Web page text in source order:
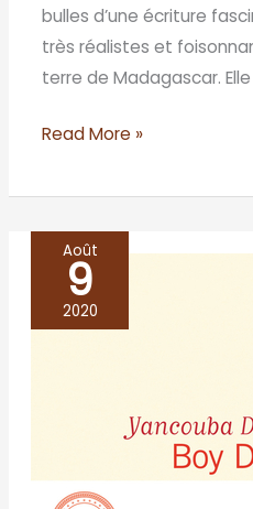
bulles d’une écriture
très réalistes et
terre de Madagascar. Elle
Read More »
Août
9
2020
Boy
Diola